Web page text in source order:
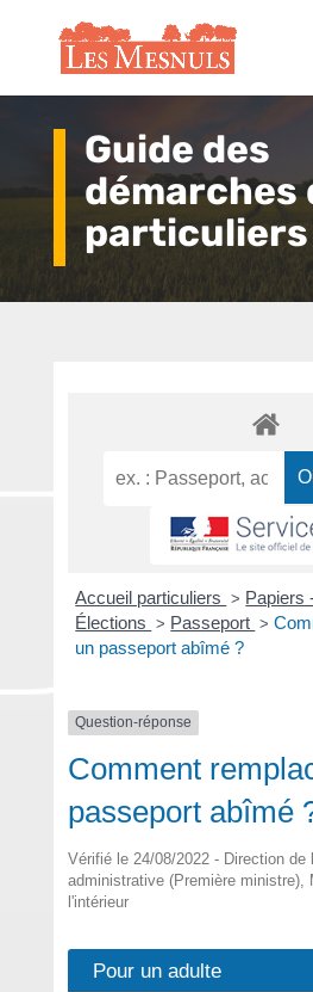
Guide des
démarches
particuliers
Accueil particuliers > Papiers
Élections > Passeport >
un passeport abîmé ?
Question-réponse
Comment
passeport abîmé
Vérifié le 24/08/2022 - Direction de
administrative (Première ministre),
l'intérieur
Pour un adulte